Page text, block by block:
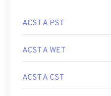
ACST A PST
ACST A WET
ACST A CST